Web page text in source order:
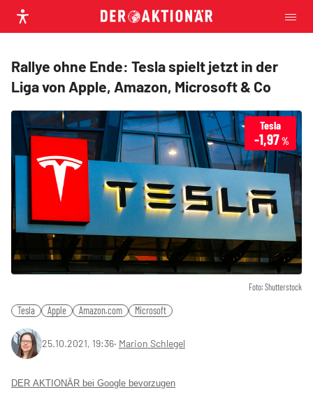
Rallye ohne Ende: Tesla spielt jetzt in der
Liga von Apple, Amazon, Microsoft & Co
Foto: Shutterstock
Tesla
-1,97%
Tesla Apple Amazon.com Microsoft
25.10.2021, 19:36‧ Marion Schlegel
DER AKTIONÄR bei Google bevorzugen